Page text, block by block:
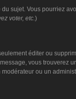
sujet. Vous pourriez
voter, etc.)
éditer ou
vous trouverez
ou un